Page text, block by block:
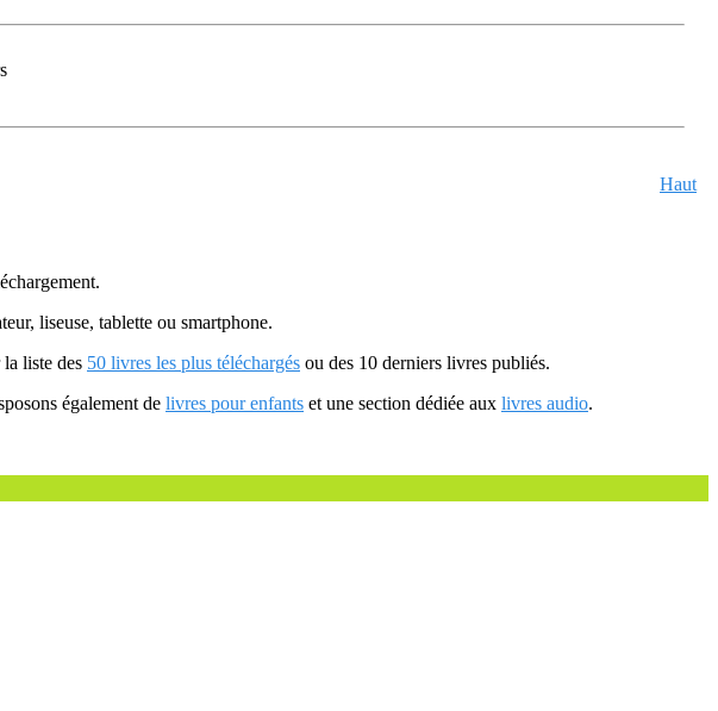
Haut
liseuse, tablette ou smartphone.
liste des 50 livres les plus téléchargés ou des 10 derniers livres publiés.
également de livres pour enfants et une section dédiée aux livres audio.